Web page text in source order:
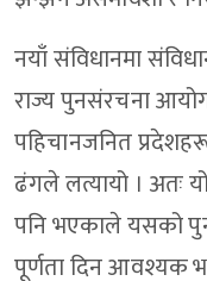
नयाँ संविधानमा
राज्य पुनसंरचना
पहिचानजनित
ढंगले लत्यायो । अतः
पनि भएकाले यसको
पूर्णता दिन आवश्यक